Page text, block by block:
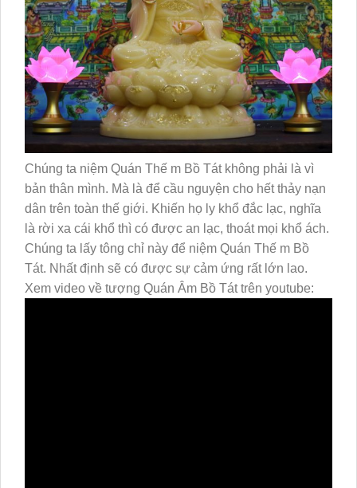
Chúng ta niệm Quán Thế m Bồ Tát không phải là vì
bản thân mình. Mà là để cầu nguyện cho hết thảy nạn
dân trên toàn thế giới. Khiến họ ly khổ đắc lạc, nghĩa
là rời xa cái khổ thì có được an lạc, thoát mọi khổ ách.
Chúng ta lấy tông chỉ này để niệm Quán Thế m Bồ
Tát. Nhất định sẽ có được sự cảm ứng rất lớn lao.
Xem video về tượng Quán Âm Bồ Tát trên youtube: